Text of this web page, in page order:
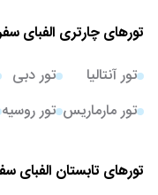
تورهای چارتری الفبای
تور آنتالیا
تور مارماریس
تور دبی
تور روسیه
تورهای تابستان الفبای